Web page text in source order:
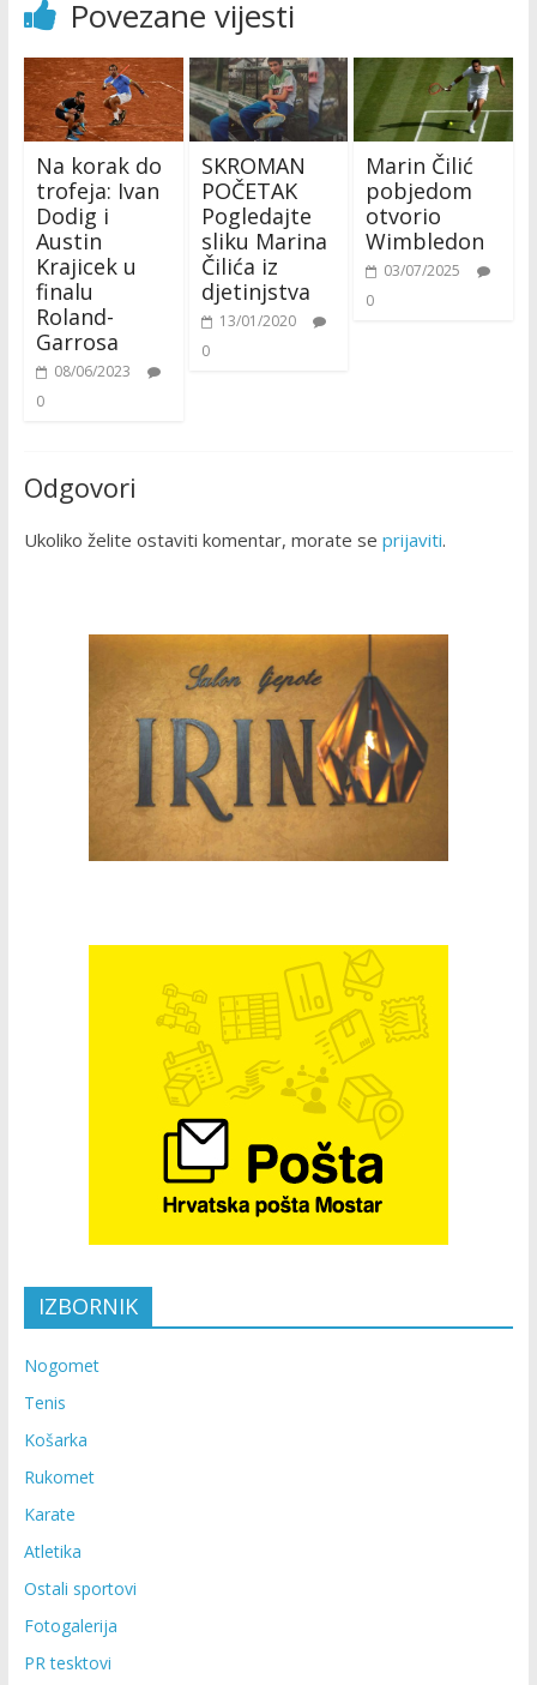
Povezane vijesti
Na korak do
trofeja: Ivan
Dodig i
Austin
Krajicek u
finalu
Roland-
Garrosa
08/06/2023
0
SKROMAN
POČETAK
Pogledajte
sliku Marina
Čilića iz
djetinjstva
13/01/2020
0
Marin Čilić
pobjedom
otvorio
Wimbledon
03/07/2025
0
Odgovori
Ukoliko želite ostaviti komentar, morate se prijaviti.
IZBORNIK
Nogomet
Tenis
Košarka
Rukomet
Karate
Atletika
Ostali sportovi
Fotogalerija
PR tesktovi